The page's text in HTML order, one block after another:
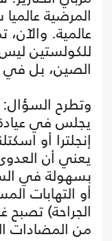
المرضية
عالمية. والآن،
للكولستين
الصين، بل في
وتطرح
يجلس في
إنجلترا أو
يعني أن
بسهولة في
أو التهابات
الجراحة) تصبح
من المضادات